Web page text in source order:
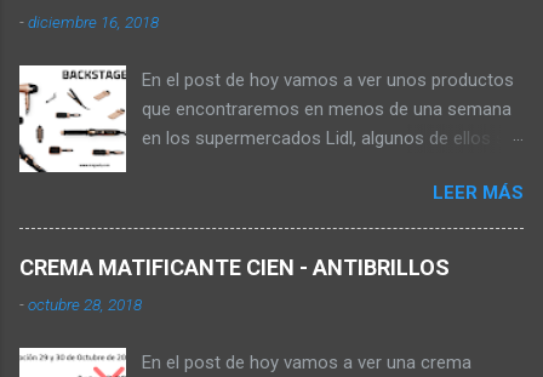
-diciembre 16, 2018
En el post de hoy vamos a ver unos productos
que encontraremos en menos de una semana
en los supermercados Lidl, algunos de ellos se
supermercados, pagando los gastos de envío,
aunque no sale de almacenes el producto
hasta que no está la oferta en tienda. Los
tienda este 22 de Diciembre de 2018 tal y como
LEER MÁS
CREMA MATIFICANTE CIEN - ANTIBRILLOS
-octubre 28, 2018
En el post de hoy vamos a ver una crema